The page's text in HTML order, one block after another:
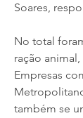
Soares,
No total
ração
Empresas
também se